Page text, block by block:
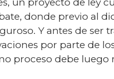
un proyecto de ley
donde previo al
Y antes de ser
por parte de
proceso debe luego